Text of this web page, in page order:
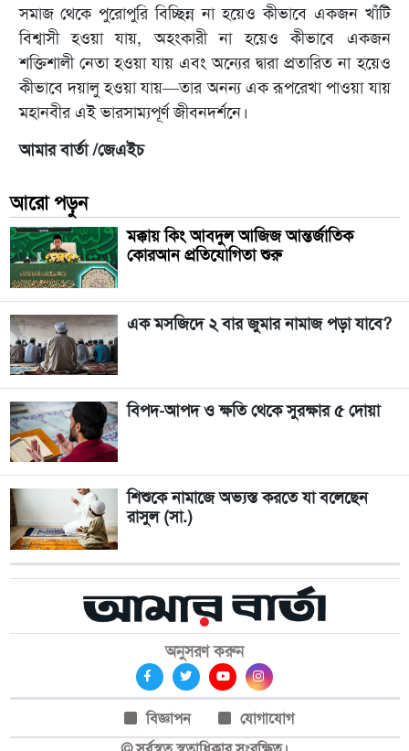
সমাজ থেকে পুরোপুরি বিচ্ছিন্ন না হয়েও কীভাবে একজন খাঁটি
বিশ্বাসী হওয়া যায়, অহংকারী না হয়েও কীভাবে একজন
শক্তিশালী নেতা হওয়া যায় এবং অন্যের দ্বারা প্রতারিত না হয়েও
কীভাবে দয়ালু হওয়া যায়—তার অনন্য এক রূপরেখা পাওয়া যায়
মহানবীর এই ভারসাম্যপূর্ণ জীবনদর্শনে।
আমার বার্তা /জেএইচ
আরো পড়ুন
মক্কায় কিং আবদুল আজিজ আন্তর্জাতিক
কোরআন প্রতিযোগিতা শুরু
এক মসজিদে ২ বার জুমার নামাজ পড়া যাবে?
বিপদ-আপদ ও ক্ষতি থেকে সুরক্ষার ৫ দোয়া
শিশুকে নামাজে অভ্যস্ত করতে যা বলেছেন
রাসুল (সা.)
অনুসরণ করুন
বিজ্ঞাপন
যোগাযোগ